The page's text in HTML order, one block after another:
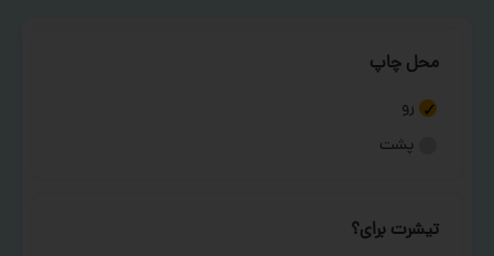
محل چاپ
رو
پشت
تیشرت برای؟